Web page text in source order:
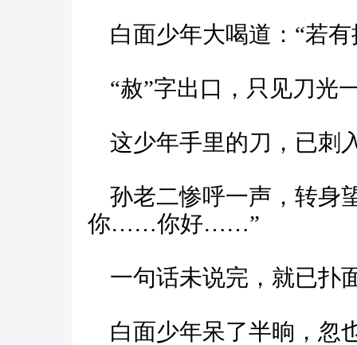
白面少年大喝道：“若有
“赦”字出口，只见刀光
这少年手里的刀，已刺
孙老二惨呼一声，转身
你……你好……”
一句话未说完，就已扑
白面少年呆了半晌，忽